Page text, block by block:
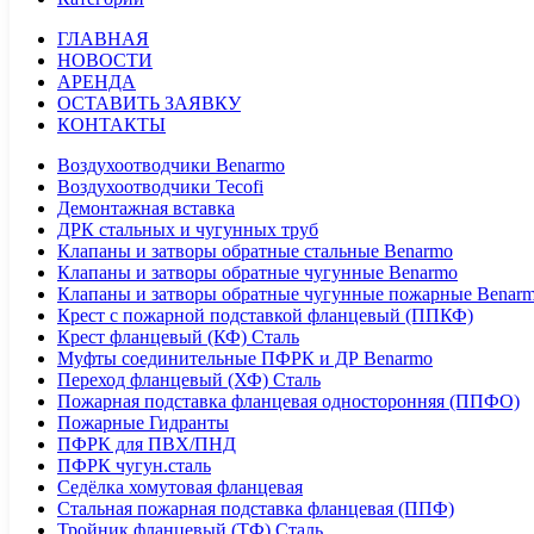
ГЛАВНАЯ
НОВОСТИ
АРЕНДА
ОСТАВИТЬ ЗАЯВКУ
КОНТАКТЫ
Воздухоотводчики Benarmo
Воздухоотводчики Tecofi
Демонтажная вставка
ДРК стальных и чугунных труб
Клапаны и затворы обратные стальные Benarmo
Клапаны и затворы обратные чугунные Benarmo
Клапаны и затворы обратные чугунные пожарные
Крест с пожарной подставкой фланцевый (ППКФ)
Крест фланцевый (КФ) Сталь
Муфты соединительные ПФРК и ДР Benarmo
Переход фланцевый (ХФ) Сталь
Пожарная подставка фланцевая односторонняя (ППФО)
Пожарные Гидранты
ПФРК для ПВХ/ПНД
ПФРК чугун.сталь
Седёлка хомутовая фланцевая
Стальная пожарная подставка фланцевая (ППФ)
Тройник фланцевый (ТФ) Сталь